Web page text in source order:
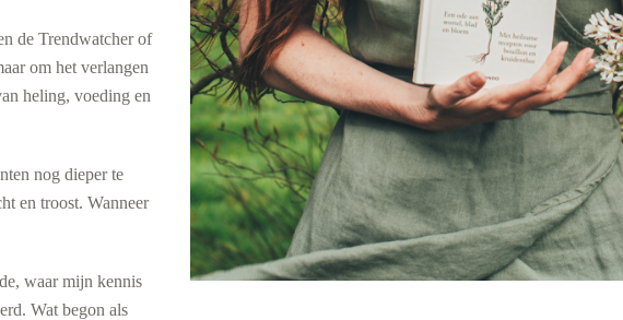
de Trendwatcher of
om het verlangen
heling, voeding en
nog dieper te
en troost. Wanneer
waar mijn kennis
Wat begon als